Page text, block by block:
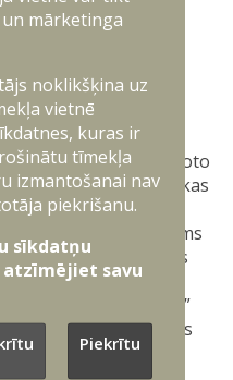
notiek taktiskās un
bruņu tehnikas
un bezpilota
piedalās Nacionālo
Zemessardzes un
kā arī sabiedroto
plānotas vairākas
pieņemtais lēmums
Baltijas valstīs
papildu apmācību
par poligona “Sēlija”
lēmums valsts
mārketinga
noklikšķina uz
vietnē
kuras ir
tīmekļa
izmantošanai nav
piekrišanu.
sīkdatņu
savu
Piekrītu